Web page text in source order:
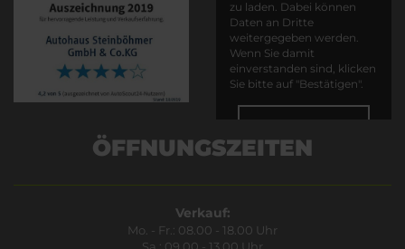
zu laden. Dabei können
Daten an Dritte
weitergegeben werden.
Wenn Sie damit
einverstanden sind, klicken
Sie bitte auf "Bestätigen".
ÖFFNUNGSZEITEN
Verkauf:
Mo. - Fr.: 08.00 - 18.00 Uhr
Sa.: 09.00 - 13.00 Uhr